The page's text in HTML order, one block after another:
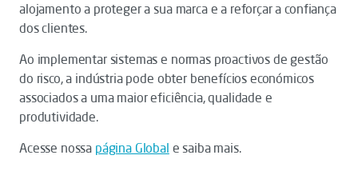
alojamento a proteger a sua marca e a reforçar a confiança
dos clientes.
Ao implementar sistemas e normas proactivos de gestão
do risco, a indústria pode obter benefícios económicos
associados a uma maior eficiência, qualidade e
produtividade.
Acesse nossa página Global e saiba mais.